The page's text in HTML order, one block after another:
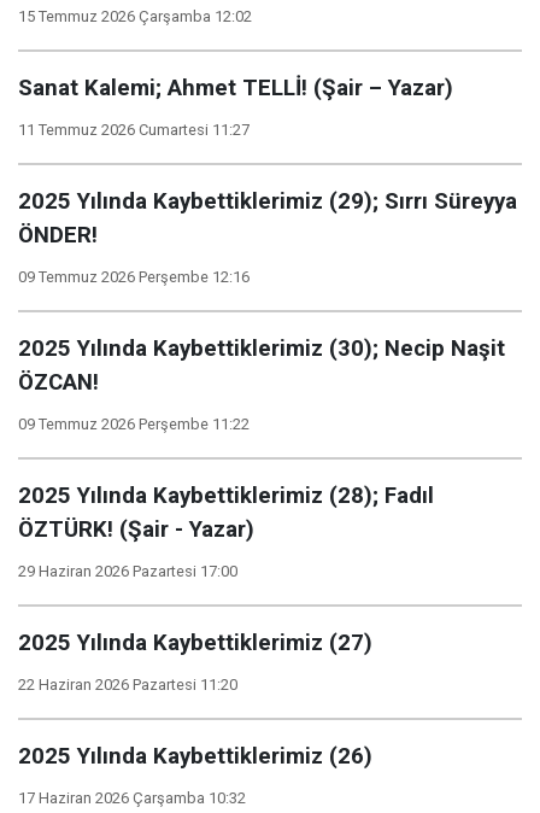
15 Temmuz 2026 Çarşamba 12:02
Sanat Kalemi; Ahmet TELLİ! (Şair – Yazar)
11 Temmuz 2026 Cumartesi 11:27
2025 Yılında Kaybettiklerimiz (29); Sırrı Süreyya
ÖNDER!
09 Temmuz 2026 Perşembe 12:16
2025 Yılında Kaybettiklerimiz (30); Necip Naşit
ÖZCAN!
09 Temmuz 2026 Perşembe 11:22
2025 Yılında Kaybettiklerimiz (28); Fadıl
ÖZTÜRK! (Şair - Yazar)
29 Haziran 2026 Pazartesi 17:00
2025 Yılında Kaybettiklerimiz (27)
22 Haziran 2026 Pazartesi 11:20
2025 Yılında Kaybettiklerimiz (26)
17 Haziran 2026 Çarşamba 10:32